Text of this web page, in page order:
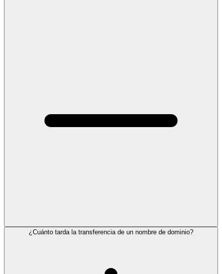
¿Cuánto tarda la transferencia de un nombre de dominio?